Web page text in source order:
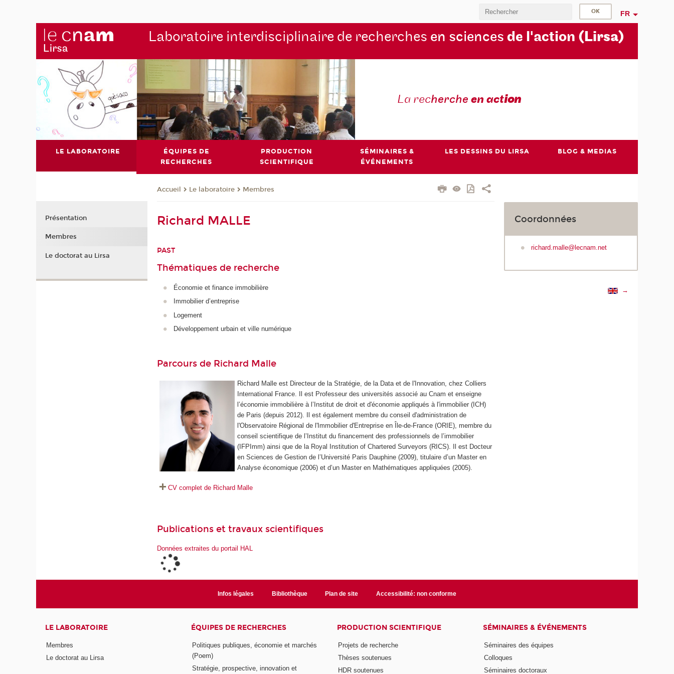
FR
Laboratoire interdisciplinaire de recherches en sciences de l'action (Lirsa)
La recherche en action
LE LABORATOIRE
ÉQUIPES DE
RECHERCHES
PRODUCTION
SCIENTIFIQUE
SÉMINAIRES &
ÉVÉNEMENTS
LES DESSINS DU LIRSA BLOG & MEDIAS
Accueil Le laboratoire Membres
Richard MALLE
PAST
Thématiques de recherche
Économie et finance immobilière
Immobilier d’entreprise
Logement
Développement urbain et ville numérique
Parcours de Richard Malle
Richard Malle est Directeur de la Stratégie, de la Data et de l'Innovation, chez Colliers
International France. Il est Professeur des universités associé au Cnam et enseigne
l’économie immobilière à l’Institut de droit et d'économie appliqués à l'immobilier (ICH)
de Paris (depuis 2012). Il est également membre du conseil d'administration de
l'Observatoire Régional de l'Immobilier d'Entreprise en Île-de-France (ORIE), membre du
conseil scientifique de l’Institut du financement des professionnels de l’immobilier
(IFPImm) ainsi que de la Royal Institution of Chartered Surveyors (RICS). Il est Docteur
en Sciences de Gestion de l’Université Paris Dauphine (2009), titulaire d’un Master en
Analyse économique (2006) et d’un Master en Mathématiques appliquées (2005).
CV complet de Richard Malle
Publications et travaux scientifiques
Données extraites du portail HAL
Coordonnées
richard.malle@lecnam.net
→
Présentation
Membres
Le doctorat au Lirsa
Infos légales Bibliothèque Plan de site Accessibilité: non conforme
LE LABORATOIRE
Membres
Le doctorat au Lirsa
ÉQUIPES DE RECHERCHES
Politiques publiques, économie et marchés
(Poem)
Stratégie, prospective, innovation et
PRODUCTION SCIENTIFIQUE
Projets de recherche
Thèses soutenues
HDR soutenues
SÉMINAIRES & ÉVÉNEMENTS
Séminaires des équipes
Colloques
Séminaires doctoraux